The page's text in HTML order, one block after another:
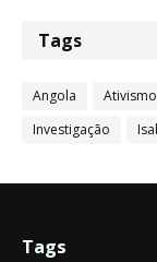
Tags
Angola Ativismo
Investigação
Tags